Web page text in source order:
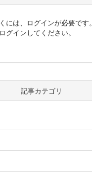
には、ログインが必要です。
グインしてください。
記事カテゴリ